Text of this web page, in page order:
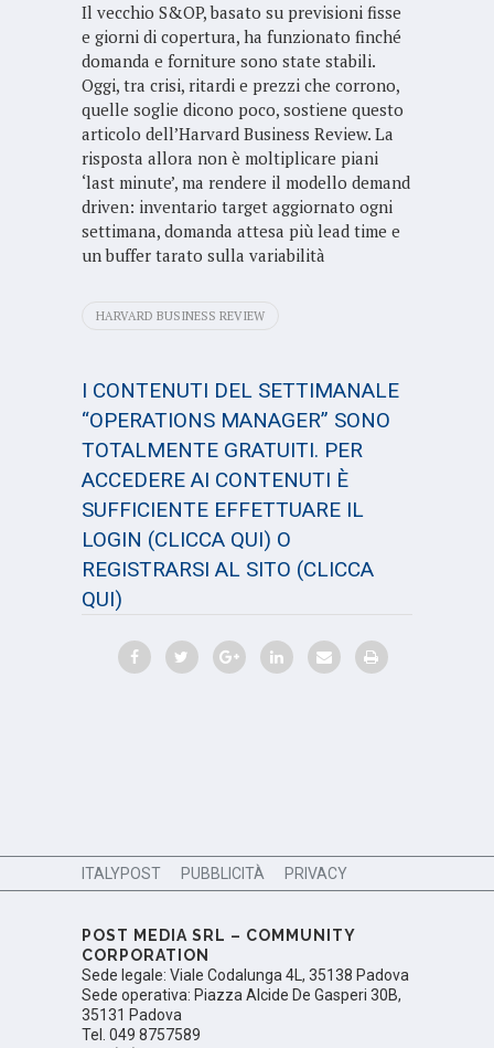
Il vecchio S&OP, basato su previsioni fisse
e giorni di copertura, ha funzionato finché
domanda e forniture sono state stabili.
Oggi, tra crisi, ritardi e prezzi che corrono,
quelle soglie dicono poco, sostiene questo
articolo dell’Harvard Business Review. La
risposta allora non è moltiplicare piani
‘last minute’, ma rendere il modello demand
driven: inventario target aggiornato ogni
settimana, domanda attesa più lead time e
un buffer tarato sulla variabilità
HARVARD BUSINESS REVIEW
I CONTENUTI DEL SETTIMANALE
“OPERATIONS MANAGER” SONO
TOTALMENTE GRATUITI. PER
ACCEDERE AI CONTENUTI È
SUFFICIENTE EFFETTUARE IL
LOGIN (CLICCA QUI) O
REGISTRARSI AL SITO (CLICCA
QUI)
ITALYPOST PUBBLICITÀ PRIVACY
POST MEDIA SRL – COMMUNITY
CORPORATION
Sede legale: Viale Codalunga 4L, 35138 Padova
Sede operativa: Piazza Alcide De Gasperi 30B,
35131 Padova
Tel. 049 8757589